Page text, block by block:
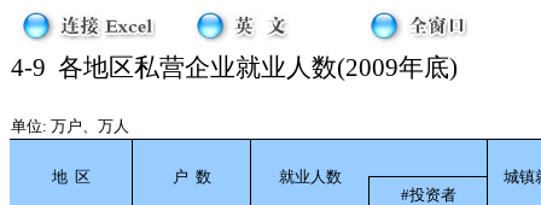
4-9 各地区私营企业就业人数(2009年底)
单位: 万户、万人
地 区 户 数 就业人数
城镇
#投资者